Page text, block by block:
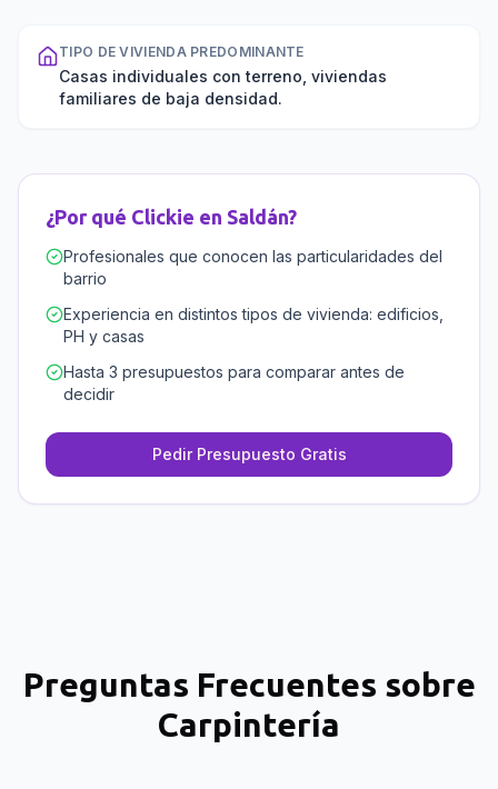
TIPO DE VIVIENDA PREDOMINANTE
Casas individuales con terreno, viviendas
familiares de baja densidad.
¿Por qué Clickie en Saldán?
Profesionales que conocen las particularidades del
barrio
Experiencia en distintos tipos de vivienda: edificios,
PH y casas
Hasta 3 presupuestos para comparar antes de
decidir
Pedir Presupuesto Gratis
Preguntas Frecuentes sobre
Carpintería